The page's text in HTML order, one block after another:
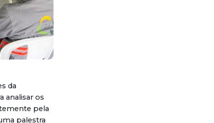
da
analisar os
pela
palestra